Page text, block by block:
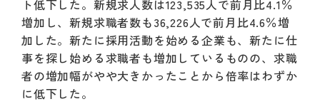
ト低下した。新規求人数は123,535人で前月比4.1％
増加し、新規求職者数も36,226人で前月比4.6％増
加した。新たに採用活動を始める企業も、新たに仕
事を探し始める求職者も増加しているものの、求職
者の増加幅がやや大きかったことから倍率はわずか
に低下した。